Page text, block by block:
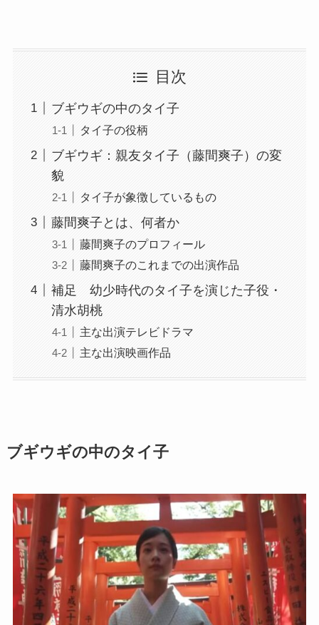
目次
ブギウギの中のタイ子
タイ子の役柄
ブギウギ：親友タイ子（藤間爽子）の変
貌
タイ子が象徴しているもの
藤間爽子とは、何者か
藤間爽子のプロフィール
藤間爽子のこれまでの出演作品
補足 幼少時代のタイ子を演じた子役・
清水胡桃
主な出演テレビドラマ
主な出演映画作品
ブギウギの中のタイ子